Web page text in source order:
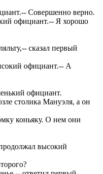
Совершенно верно.
официант.-- Я хорошо
сказал первый
официант.-- A
официант.
столика Мануэля, а он
коньяку. О нем они
высокий